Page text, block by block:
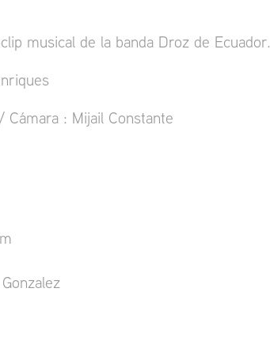
musical de la banda Droz de Ecuador.
: Mijail Constante